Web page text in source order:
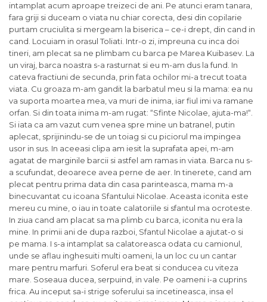
intamplat acum aproape treizeci de ani. Pe atunci eram tanara,
fara griji si duceam o viata nu chiar corecta, desi din copilarie
purtam cruciulita si mergeam la biserica – ce-i drept, din cand in
cand. Locuiam in orasul Toliati. Intr-o zi, impreuna cu inca doi
tineri, am plecat sa ne plimbam cu barca pe Marea Kuibasev. La
un viraj, barca noastra s-a rasturnat si eu m-am dus la fund. In
cateva fractiuni de secunda, prin fata ochilor mi-a trecut toata
viata. Cu groaza m-am gandit la barbatul meu si la mama: ea nu
va suporta moartea mea, va muri de inima, iar fiul imi va ramane
orfan. Si din toata inima m-am rugat: “Sfinte Nicolae, ajuta-ma!“.
Si iata ca am vazut cum venea spre mine un batranel, putin
aplecat, sprijinindu-se de un toiag si cu piciorul ma impingea
usor in sus. In aceeasi clipa am iesit la suprafata apei, m-am
agatat de marginile barcii si astfel am ramas in viata. Barca nu s-
a scufundat, deoarece avea perne de aer. In tinerete, cand am
plecat pentru prima data din casa parinteasca, mama m-a
binecuvantat cu icoana Sfantului Nicolae. Aceasta iconita este
mereu cu mine, o iau in toate calatoriile si sfantul ma ocroteste.
In ziua cand am placat sa ma plimb cu barca, iconita nu era la
mine. In primii ani de dupa razboi, Sfantul Nicolae a ajutat-o si
pe mama. I s-a intamplat sa calatoreasca odata cu camionul,
unde se aflau inghesuiti multi oameni, la un loc cu un cantar
mare pentru marfuri. Soferul era beat si conducea cu viteza
mare. Soseaua ducea, serpuind, in vale. Pe oameni i-a cuprins
frica. Au inceput sa-i strige soferului sa incetineasca, insa el